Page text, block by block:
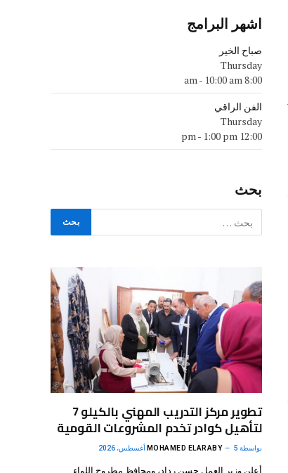
اشهر البرامج
صباح الخير
Thursday
8:00 am
- 10:00 am
الفن الراقي
Thursday
12:00 pm
- 1:00 pm
بحث
تطوير مركز التدريب المهني بالكيلو 7
لتأهيل كوادر تخدم المشروعات القومية
بواسطة MOHAMED ELARABY 5 أغسطس، 2026
أعلن وزير العمل حسن رداد، ومحافظ مطروح اللواء